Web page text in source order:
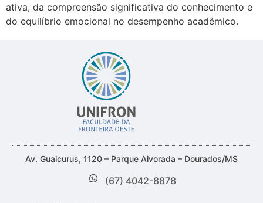
ativa, da compreensão significativa do conhecimento e
do equilíbrio emocional no desempenho acadêmico.
Av. Guaicurus, 1120 – Parque Alvorada – Dourados/MS
(67) 4042-8878